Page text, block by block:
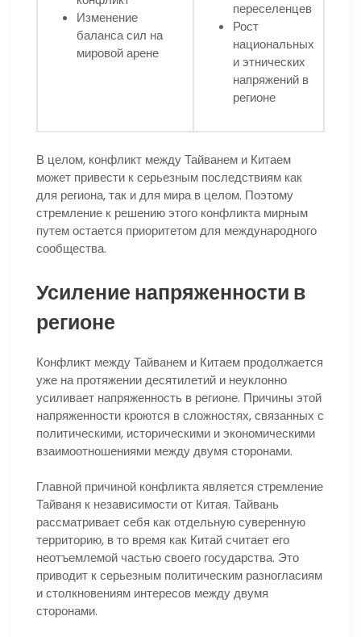
Изменение
баланса сил на
мировой арене
переселенцев
Рост
национальных
и этнических
напряжений в
регионе
В целом, конфликт между Тайванем и Китаем
может привести к серьезным последствиям как
для региона, так и для мира в целом. Поэтому
стремление к решению этого конфликта мирным
путем остается приоритетом для международного
сообщества.
Усиление напряженности в
регионе
Конфликт между Тайванем и Китаем продолжается
уже на протяжении десятилетий и неуклонно
усиливает напряженность в регионе. Причины этой
напряженности кроются в сложностях, связанных с
политическими, историческими и экономическими
взаимоотношениями между двумя сторонами.
Главной причиной конфликта является стремление
Тайваня к независимости от Китая. Тайвань
рассматривает себя как отдельную суверенную
территорию, в то время как Китай считает его
неотъемлемой частью своего государства. Это
приводит к серьезным политическим разногласиям
и столкновениям интересов между двумя
сторонами.